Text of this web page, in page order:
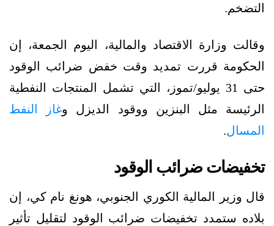
التضخم.
وقالت وزارة الاقتصاد والمالية، اليوم الجمعة، إن
الحكومة قررت تمديد وقت خفض ضرائب الوقود
حتى 31 يوليو/تموز، التي تشمل المنتجات النفطية
الرئيسة مثل البنزين ووقود الديزل وغاز النفط
المسال.
تخفيضات ضرائب الوقود
قال وزير المالية الكوري الجنوبي، هونغ نام كي، إن
بلاده ستمدد تخفيضات ضرائب الوقود لتقليل تأثير